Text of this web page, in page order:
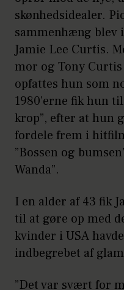
skønhedsidealer.
sammenhæng blev
Jamie Lee Curtis.
mor og Tony
opfattes hun som
1980’erne fik hun
krop”, efter at hun
fordele frem i
”Bossen og
Wanda”.
I en alder af 43 fik
til at gøre op med
kvinder i USA
indbegrebet af
”Det var svært for